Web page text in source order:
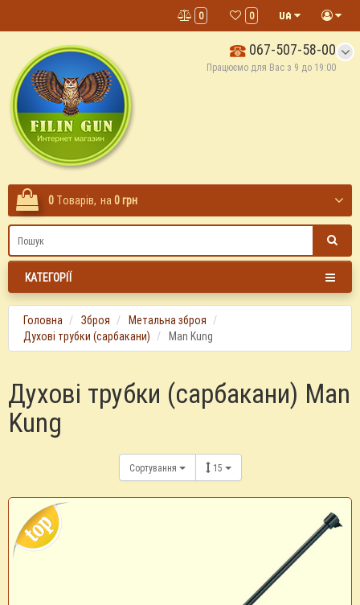
0
0
067-507-58-00
Працюємо для Вас з 9 до 19:00
0 Tоварів, на 0 грн
КАТЕГОРІЇ
Головна Зброя
Метальна зброя
Духові трубки (сарбакани)
Man Kung
Духові трубки (сарбакани) Man
Kung
Сортування 15